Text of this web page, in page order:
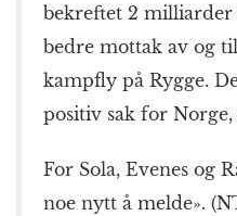
bekreftet 2
bedre mottak av og
kampfly på Rygge.
positiv sak for Norge,
For Sola, Evenes og
noe nytt å melde».